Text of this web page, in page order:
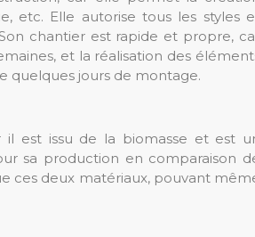
etc. Elle autorise tous les styles
chantier est rapide et propre,
et la réalisation des
quelques jours de montage.
il est issu de la biomasse et est
sa production en comparaison
ces deux matériaux, pouvant